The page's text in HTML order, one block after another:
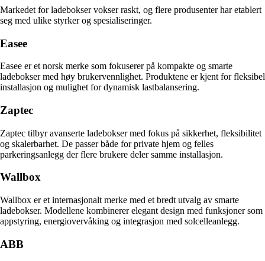
Markedet for ladebokser vokser raskt, og flere produsenter har etablert
seg med ulike styrker og spesialiseringer.
Easee
Easee er et norsk merke som fokuserer på kompakte og smarte
ladebokser med høy brukervennlighet. Produktene er kjent for fleksibel
installasjon og mulighet for dynamisk lastbalansering.
Zaptec
Zaptec tilbyr avanserte ladebokser med fokus på sikkerhet, fleksibilitet
og skalerbarhet. De passer både for private hjem og felles
parkeringsanlegg der flere brukere deler samme installasjon.
Wallbox
Wallbox er et internasjonalt merke med et bredt utvalg av smarte
ladebokser. Modellene kombinerer elegant design med funksjoner som
appstyring, energiovervåking og integrasjon med solcelleanlegg.
ABB